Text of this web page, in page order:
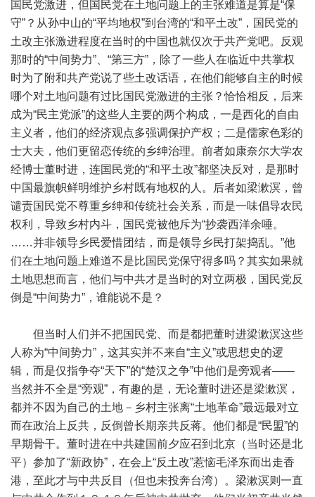
国民党激进，但国民党在土地问题上的主张难道是算是“保
守”？从孙中山的“平均地权”到台湾的“和平土改”，国民党的
土改主张激进程度在当时的中国也就仅次于共产党吧。反观
那时的“中间势力”、“第三方”，除了一些人在临近中共掌权
时为了附和共产党说了些土改话语，在他们能够自主的时候
哪个对土地问题有过比国民党激进的主张？恰恰相反，后来
成为“民主党派”的这些人主要的两个构成，一是西化的自由
主义者，他们的经济观点多强调保护产权；二是儒家色彩的
士大夫，他们更留恋传统的乡绅治理。前者如康奈尔大学农
经博士董时进，连国民党的“和平土改”都坚决反对，是那时
中国最旗帜鲜明维护乡村既有地权的人。后者如梁漱溟，曾
谴责国民党不尊重乡绅和传统社会关系，而是一味倡导农民
权利，导致乡村内斗，国民党被他斥为“抄袭西洋余唾。
……并非领导乡民爱惜团结，而是领导乡民打架捣乱。”他
们在土地问题上难道不是比国民党保守得多吗？其实如果就
土地思想而言，他们与中共才是当时的对立两极，国民党反
倒是“中间势力”，谁能说不是？
但当时人们并不把国民党、而是都把董时进梁漱溟这些
人称为“中间势力”，这其实并不来自“主义”或思想史的逻
辑，而是仅指争夺“天下”的“楚汉之争”中他们是旁观者——
当然并不全是“旁观”，有趣的是，无论董时进还是梁漱溟，
都并不因为自己的土地－乡村主张离“土地革命”最远最对立
而在政治上反共，反倒曾长期亲共反蒋。他们都是“民盟”的
早期骨干。董时进在中共建国前夕应召到北京（当时还是北
平）参加了“新政协”，在会上“反土改”惹恼毛泽东而出走香
港，至此才与中共反目（但也未投奔台湾）。梁漱溟则一直